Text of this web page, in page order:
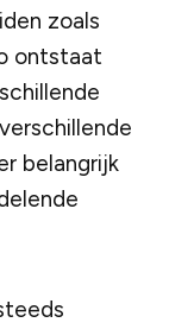
zoals
ontstaat
belangrijk